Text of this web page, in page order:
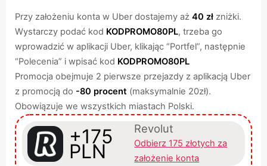
Przy założeniu konta w Uber dostajemy aż 40 zł zniżki.
Wystarczy podać kod KODPROMO80PL, trzeba go
wprowadzić w aplikacji Uber, klikając “Portfel”, następnie
“Polecenia” i wpisać kod KODPROMO80PL
Promocja obejmuje 2 pierwsze przejazdy z aplikacją Uber
z promocją do -80 procent (maksymalnie 20zł).
Obowiązuje we wszystkich miastach Polski.
+175
PLN
Revolut
Odbierz 175 złotych za
założenie konta